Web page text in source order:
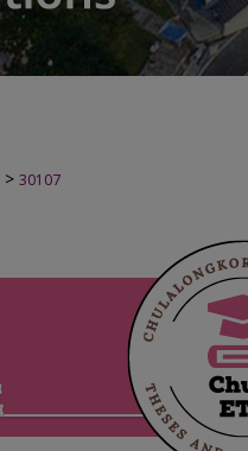
> 30107